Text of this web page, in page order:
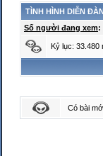
TÌNH HÌNH DIỄN
Số người đang xem:
Kỷ lục: 33.480
Có bài